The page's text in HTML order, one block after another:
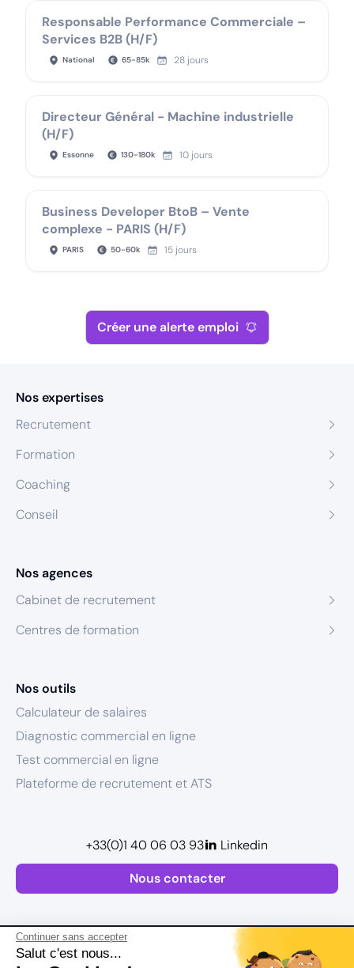
Continuer sans accepter
Salut c'est nous...
Responsable Performance Commerciale –
Services B2B (H/F)
National 65-85k 28 jours
Directeur Général - Machine industrielle
(H/F)
Essonne 130-180k 10 jours
Business Developer BtoB – Vente
complexe - PARIS (H/F)
PARIS 50-60k 15 jours
Créer une alerte emploi
Nos expertises
Recrutement
Formation
Coaching
Conseil
Nos agences
Cabinet de recrutement
Centres de formation
Nos outils
Calculateur de salaires
Diagnostic commercial en ligne
Test commercial en ligne
Plateforme de recrutement et ATS
Nous contacter
+33(0)1 40 06 03 93 Linkedin